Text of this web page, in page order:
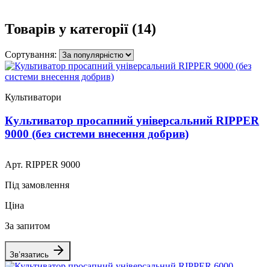
Товарів у категорії (14)
Сортування:
Культиватори
Культиватор просапний універсальний RIPPER
9000 (без системи внесення добрив)
Арт. RIPPER 9000
Під замовлення
Ціна
За запитом
Зв’язатись